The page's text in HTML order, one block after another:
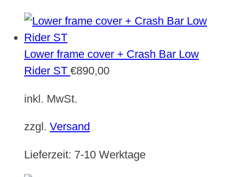
Lower frame cover + Crash Bar Low
Rider ST €890,00
inkl. MwSt.
zzgl. Versand
Lieferzeit: 7-10 Werktage